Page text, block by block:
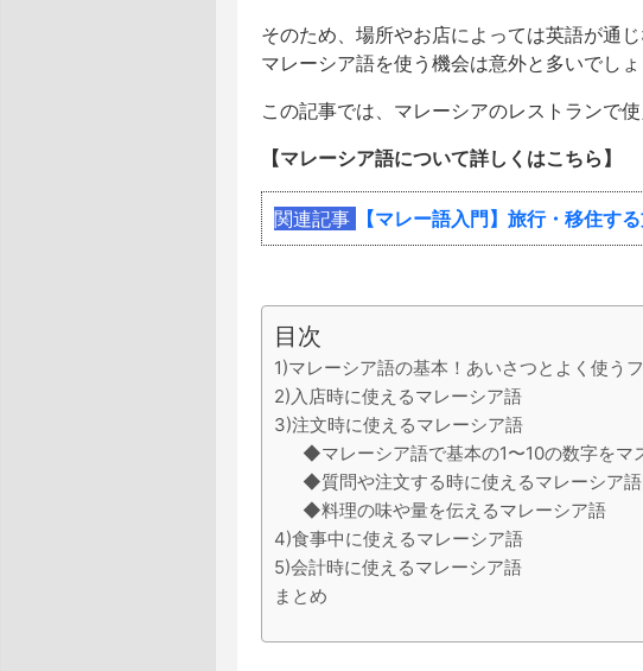
そのため、場所やお店によっては英語が通
マレーシア語を使う機会は意外と多いでしょ
この記事では、マレーシアのレストランで
【マレーシア語について詳しくはこちら】
関連記事 【マレー語入門】旅行・移住す
目次
1)マレーシア語の基本！あいさつとよく使う
2)入店時に使えるマレーシア語
3)注文時に使えるマレーシア語
◆マレーシア語で基本の1〜10の数字をマ
◆質問や注文する時に使えるマレーシア語
◆料理の味や量を伝えるマレーシア語
4)食事中に使えるマレーシア語
5)会計時に使えるマレーシア語
まとめ